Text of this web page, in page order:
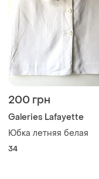
200 грн
Galeries Lafayette
Юбка летняя белая
34